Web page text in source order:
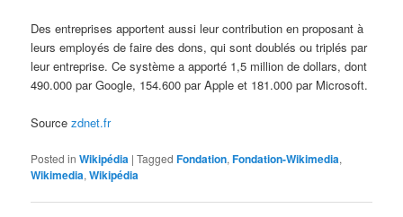
Des entreprises apportent aussi leur contribution en proposant à
leurs employés de faire des dons, qui sont doublés ou triplés par
leur entreprise. Ce système a apporté 1,5 million de dollars, dont
490.000 par Google, 154.600 par Apple et 181.000 par Microsoft.
Sourcezdnet.fr
Posted in Wikipédia |Tagged Fondation,Fondation-Wikimedia,
Wikimedia,Wikipédia